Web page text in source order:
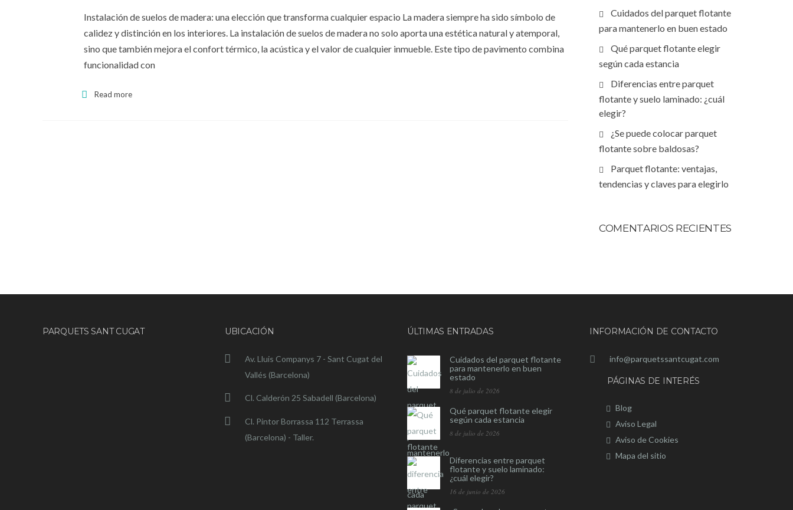
Instalación de suelos de madera: una elección que transforma cualquier espacio La madera siempre ha sido símbolo de
calidez y distinción en los interiores. La instalación de suelos de madera no solo aporta una estética natural y atemporal,
sino que también mejora el confort térmico, la acústica y el valor de cualquier inmueble. Este tipo de pavimento combina
funcionalidad con
Read more
Cuidados del parquet flotante
para mantenerlo en buen estado
Qué parquet flotante elegir
según cada estancia
Diferencias entre parquet
flotante y suelo laminado: ¿cuál
elegir?
¿Se puede colocar parquet
flotante sobre baldosas?
Parquet flotante: ventajas,
tendencias y claves para elegirlo
COMENTARIOS RECIENTES
PARQUETS SANT CUGAT UBICACIÓN
Av. Lluis Companys 7 - Sant Cugat del
Vallés (Barcelona)
Cl. Calderón 25 Sabadell (Barcelona)
Cl. Pintor Borrassa 112 Terrassa
(Barcelona) - Taller.
ÚLTIMAS ENTRADAS
Cuidados del parquet flotante
para mantenerlo en buen
estado
8 de julio de 2026
Qué parquet flotante elegir
según cada estancia
8 de julio de 2026
Diferencias entre parquet
flotante y suelo laminado:
¿cuál elegir?
16 de junio de 2026
INFORMACIÓN DE CONTACTO
info@parquetssantcugat.com
PÁGINAS DE INTERÉS
Blog
Aviso Legal
Aviso de Cookies
Mapa del sitio